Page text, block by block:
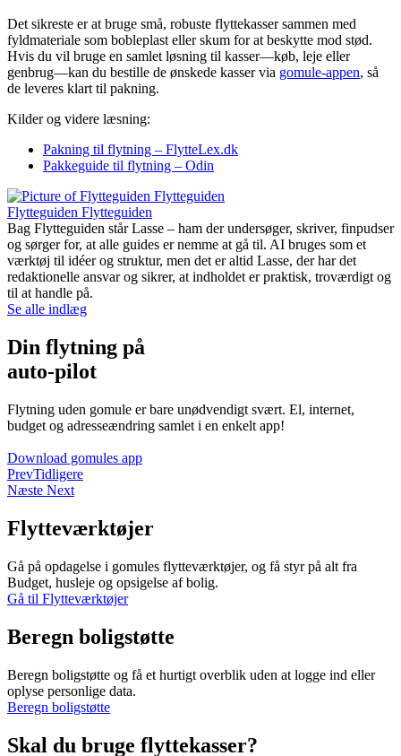
Det sikreste er at bruge små, robuste flyttekasser sammen med
fyldmateriale som bobleplast eller skum for at beskytte mod stød.
Hvis du vil bruge en samlet løsning til kasser—køb, leje eller
genbrug—kan du bestille de ønskede kasser via gomule-appen, så
de leveres klart til pakning.
Kilder og videre læsning:
Pakning til flytning – FlytteLex.dk
Pakkeguide til flytning – Odin
Flytteguiden Flytteguiden
Bag Flytteguiden står Lasse – ham der undersøger, skriver, finpudser
og sørger for, at alle guides er nemme at gå til. AI bruges som et
værktøj til idéer og struktur, men det er altid Lasse, der har det
redaktionelle ansvar og sikrer, at indholdet er praktisk, troværdigt og
til at handle på.
Se alle indlæg
Din flytning på
auto-pilot
Flytning uden gomule er bare unødvendigt svært. El, internet,
budget og adresseændring samlet i en enkelt app!
Download gomules app
PrevTidligere
Næste Next
Flytteværktøjer
Gå på opdagelse i gomules flytteværktøjer, og få styr på alt fra
Budget, husleje og opsigelse af bolig.
Gå til Flytteværktøjer
Beregn boligstøtte
Beregn boligstøtte og få et hurtigt overblik uden at logge ind eller
oplyse personlige data.
Beregn boligstøtte
Skal du bruge flyttekasser?